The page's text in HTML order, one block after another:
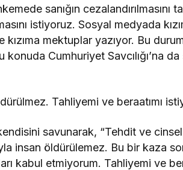
sanığın cezalandırılmasını
istiyoruz. Sosyal medyada
mektuplar yazıyor. Bu
Cumhuriyet Savcılığı’na
Tahliyemi ve beraatımı
savunarak, “Tehdit ve cinsel
insan öldürülemez. Bu bir kaza
kabul etmiyorum. Tahliyemi ve